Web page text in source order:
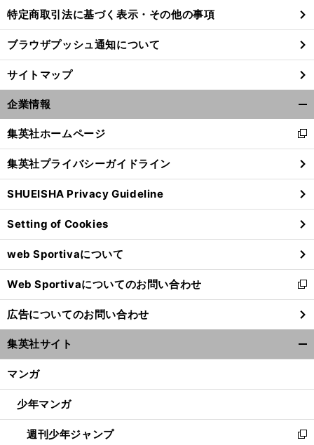
【
Ｍ
】
・
特定商取引法に基づく表示・その他の事項
ブラウザプッシュ通知について
サイトマップ
企業情報
閉
る
集英社ホームページ
新
し
い
ウ
ィ
ン
ド
ウ
で
開
く
集英社プライバシーガイドライン
SHUEISHA Privacy Guideline
Setting of Cookies
web Sportivaについて
Web Sportivaについてのお問い合わせ
新
し
い
ウ
ィ
ン
ウ
開
く
広告についてのお問い合わせ
集英社サイト
マンガ
少年マンガ
週刊少年ジャンプ
新